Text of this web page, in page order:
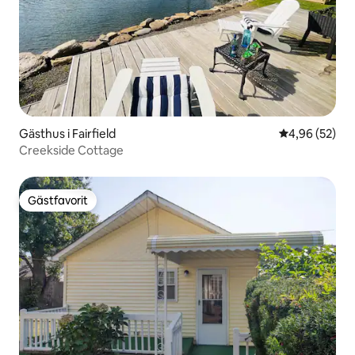
Gästhus i Fairfield 4,96 av 5 i
4,96 (52)
Creekside Cottage
Gästfavorit
Gästfavorit